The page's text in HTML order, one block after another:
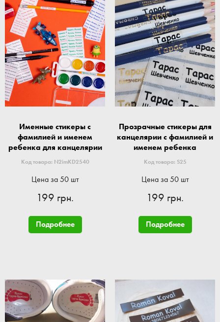
Именные стикеры с
фамилией и именем
ребенка для канцелярии
Код товара: N2imKD2540
Цена за 50 шт
199 грн.
Подробнее
Прозрачные стикеры для
канцелярии с фамилией и
именем ребенка
Код товара: S25
Цена за 50 шт
199 грн.
Подробнее